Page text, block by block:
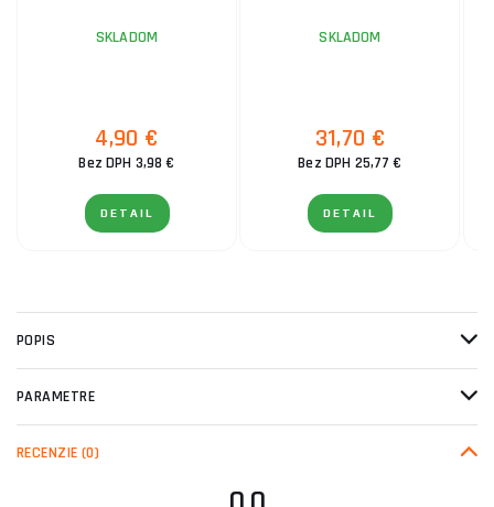
SKLADOM
4,90 €
Bez DPH 3,98 €
DETAIL
SKLADOM
31,70 €
Bez DPH 25,77 €
DETAIL
POPIS
PARAMETRE
RECENZIE (0)